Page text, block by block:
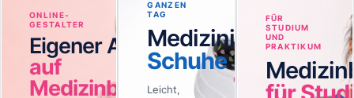
ONLINE-
GESTALTER
Eigener Aufdruck
auf
Medizinbekleidung
GANZEN
TAG
Medizinische
Schuhe
Leicht,
FÜR
STUDIUM
UND
PRAKTIKUM